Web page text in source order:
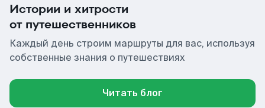
Истории и хитрости
от путешественников
Каждый день строим маршруты для вас, используя
собственные знания о путешествиях
Читать блог